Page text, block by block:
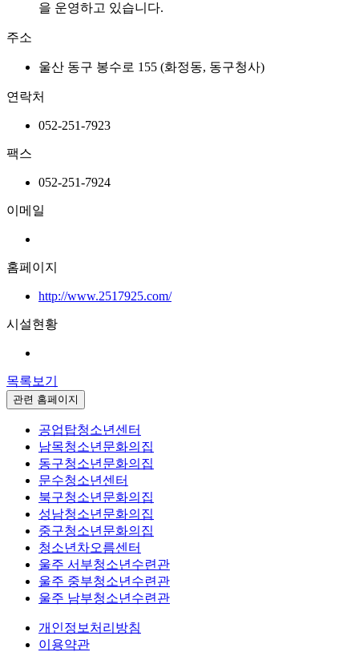
을 운영하고 있습니다.
주소
울산 동구 봉수로 155 (화정동, 동구청사)
연락처
052-251-7923
팩스
052-251-7924
이메일
홈페이지
http://www.2517925.com/
시설현황
목록보기
관련 홈페이지
공업탑청소년센터
남목청소년문화의집
동구청소년문화의집
문수청소년센터
북구청소년문화의집
성남청소년문화의집
중구청소년문화의집
청소년차오름센터
울주 서부청소년수련관
울주 중부청소년수련관
울주 남부청소년수련관
개인정보처리방침
이용약관